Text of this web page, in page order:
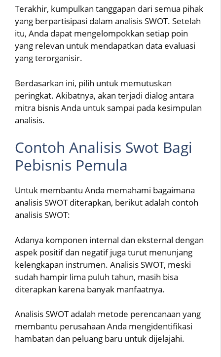
Terakhir, kumpulkan tanggapan dari semua pihak
yang berpartisipasi dalam analisis SWOT. Setelah
itu, Anda dapat mengelompokkan setiap poin
yang relevan untuk mendapatkan data evaluasi
yang terorganisir.
Berdasarkan ini, pilih untuk memutuskan
peringkat. Akibatnya, akan terjadi dialog antara
mitra bisnis Anda untuk sampai pada kesimpulan
analisis.
Contoh Analisis Swot Bagi
Pebisnis Pemula
Untuk membantu Anda memahami bagaimana
analisis SWOT diterapkan, berikut adalah contoh
analisis SWOT:
Adanya komponen internal dan eksternal dengan
aspek positif dan negatif juga turut menunjang
kelengkapan instrumen. Analisis SWOT, meski
sudah hampir lima puluh tahun, masih bisa
diterapkan karena banyak manfaatnya.
Analisis SWOT adalah metode perencanaan yang
membantu perusahaan Anda mengidentifikasi
hambatan dan peluang baru untuk dijelajahi.